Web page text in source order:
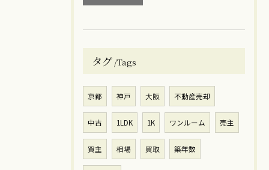
タグ Tags
京都 神戸 大阪 不動産売却
中古 1LDK 1K ワンルーム 売主
買主 相場 買取 築年数